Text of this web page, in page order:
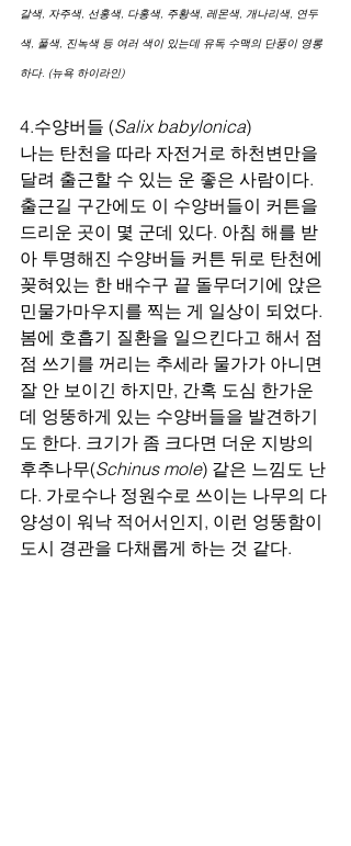
갈색, 자주색, 선홍색, 다홍색, 주황색, 레몬색, 개나리색, 연두
색, 풀색, 진녹색 등 여러 색이 있는데 유독 수맥의 단풍이 영롱
하다. (뉴욕 하이라인)
4.수양버들 (Salix babylonica)
나는 탄천을 따라 자전거로 하천변만을
달려 출근할 수 있는 운 좋은 사람이다.
출근길 구간에도 이 수양버들이 커튼을
드리운 곳이 몇 군데 있다. 아침 해를 받
아 투명해진 수양버들 커튼 뒤로 탄천에
꽂혀있는 한 배수구 끝 돌무더기에 앉은
민물가마우지를 찍는 게 일상이 되었다.
봄에 호흡기 질환을 일으킨다고 해서 점
점 쓰기를 꺼리는 추세라 물가가 아니면
잘 안 보이긴 하지만, 간혹 도심 한가운
데 엉뚱하게 있는 수양버들을 발견하기
도 한다. 크기가 좀 크다면 더운 지방의
후추나무(Schinus mole) 같은 느낌도 난
다. 가로수나 정원수로 쓰이는 나무의 다
양성이 워낙 적어서인지, 이런 엉뚱함이
도시 경관을 다채롭게 하는 것 같다.